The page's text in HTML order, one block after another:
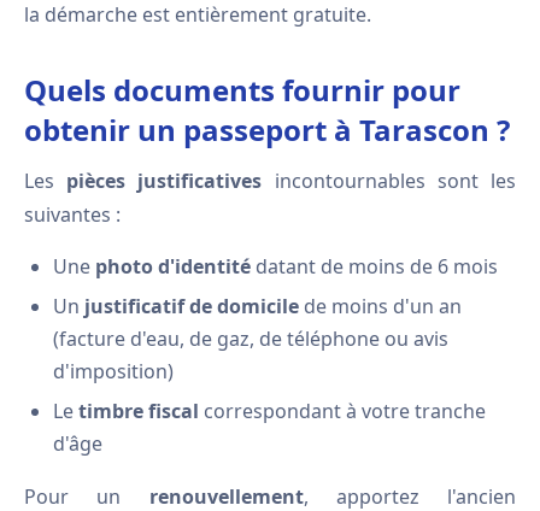
la démarche est entièrement gratuite.
Quels documents fournir pour
obtenir un passeport à Tarascon ?
Les pièces justificatives incontournables sont les
suivantes :
Une photo d'identité datant de moins de 6 mois
Un justificatif de domicile de moins d'un an
(facture d'eau, de gaz, de téléphone ou avis
d'imposition)
Letimbre fiscal correspondant à votre tranche
d'âge
Pour un renouvellement, apportez l'ancien